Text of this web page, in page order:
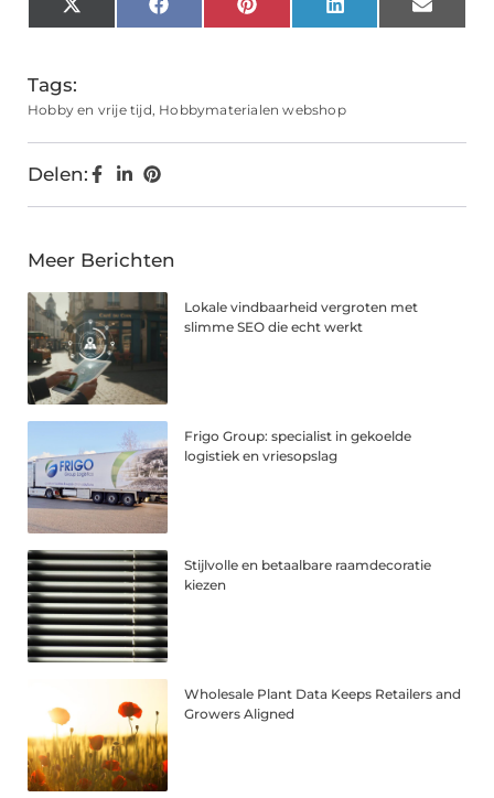
X
(Twitter)
FacebookPinterestLinkedInEmail
Tags:
Hobby en vrije tijd, Hobbymaterialen webshop
Delen:
Meer Berichten
Lokale vindbaarheid vergroten met
slimme SEO die echt werkt
Frigo Group: specialist in gekoelde
logistiek en vriesopslag
Stijlvolle en betaalbare raamdecoratie
kiezen
Wholesale Plant Data Keeps Retailers and
Growers Aligned